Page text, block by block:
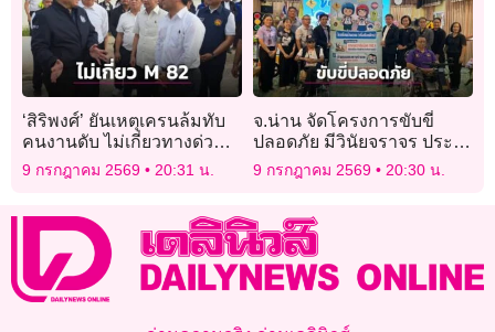
‘สิริพงศ์’ ยันเหตุเครนล้มทับ
คนงานดับ ไม่เกี่ยวทางด่วน
พิเศษ M82 ใช้เส้นทางได้ปกติ
9 กรกฎาคม 2569 20:31 น.
จ.น่าน จัดโครงการขับขี่
ปลอดภัย มีวินัยจราจร ประจำ
ปี 2569 สร้างภูมิคุ้มกันใช้รถ
ใช้ถนนอย่างปลอดภัย
9 กรกฎาคม 2569 20:30 น.